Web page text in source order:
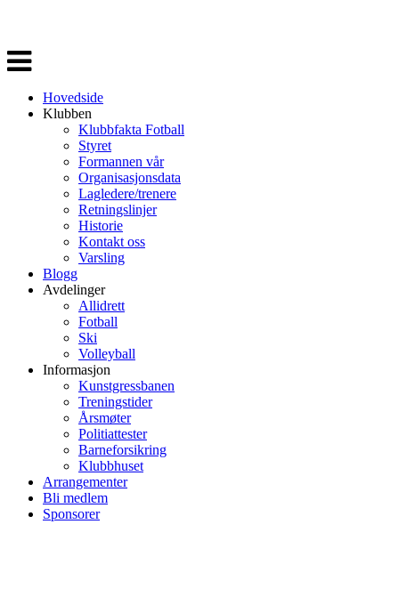
Veksle
navigasjon
Hovedside
Klubben
Klubbfakta Fotball
Styret
Formannen vår
Organisasjonsdata
Lagledere/trenere
Retningslinjer
Historie
Kontakt oss
Varsling
Blogg
Avdelinger
Allidrett
Fotball
Ski
Volleyball
Informasjon
Kunstgressbanen
Treningstider
Årsmøter
Politiattester
Barneforsikring
Klubbhuset
Arrangementer
Bli medlem
Sponsorer